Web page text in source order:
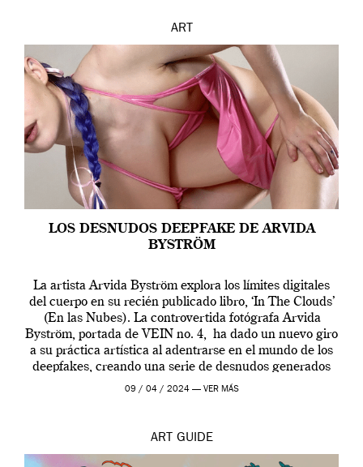
ART
LOS DESNUDOS DEEPFAKE DE ARVIDA
BYSTRÖM
La artista Arvida Byström explora los límites digitales
del cuerpo en su recién publicado libro, ‘In The Clouds’
(En las Nubes). La controvertida fotógrafa Arvida
Byström, portada de VEIN no. 4, ha dado un nuevo giro
a su práctica artística al adentrarse en el mundo de los
deepfakes, creando una serie de desnudos generados
por […]
09 / 04 / 2024 — VER MÁS
ART GUIDE